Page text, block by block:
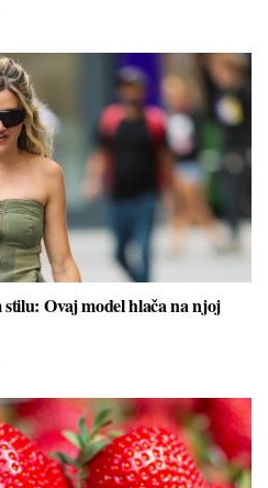
Ovaj model hlača na njoj